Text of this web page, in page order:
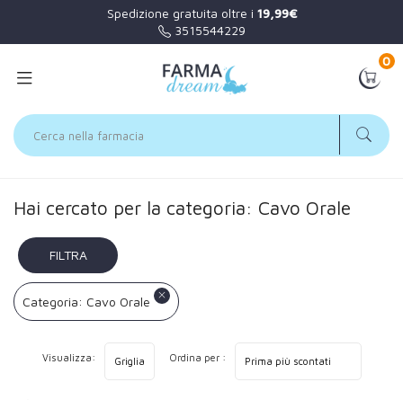
Spedizione gratuita oltre i 19,99€
3515544229
0
Home Categorie Farmaci Cavo Orale
Hai cercato per la categoria: Cavo Orale
FILTRA
Categoria: Cavo Orale
Visualizza: Ordina per :